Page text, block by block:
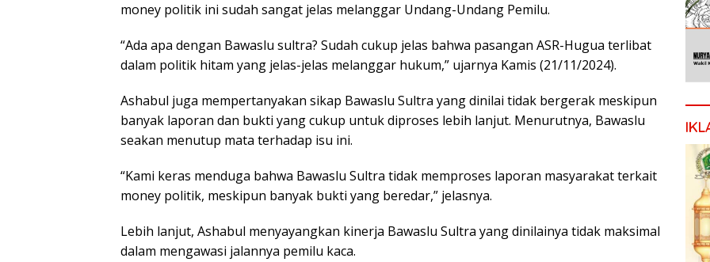
money politik ini sudah sangat jelas melanggar Undang-Undang Pemilu.
“Ada apa dengan Bawaslu sultra? Sudah cukup jelas bahwa pasangan ASR-Hugua terlibat
dalam politik hitam yang jelas-jelas melanggar hukum,” ujarnya Kamis (21/11/2024).
Ashabul juga mempertanyakan sikap Bawaslu Sultra yang dinilai tidak bergerak meskipun
banyak laporan dan bukti yang cukup untuk diproses lebih lanjut. Menurutnya, Bawaslu
seakan menutup mata terhadap isu ini.
“Kami keras menduga bahwa Bawaslu Sultra tidak memproses laporan masyarakat terkait
money politik, meskipun banyak bukti yang beredar,” jelasnya.
Lebih lanjut, Ashabul menyayangkan kinerja Bawaslu Sultra yang dinilainya tidak maksimal
dalam mengawasi jalannya pemilu kaca.